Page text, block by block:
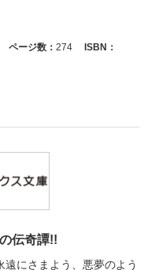
ページ数： 274
ISBN：
伝奇譚!!
にさまよう、悪夢のよう